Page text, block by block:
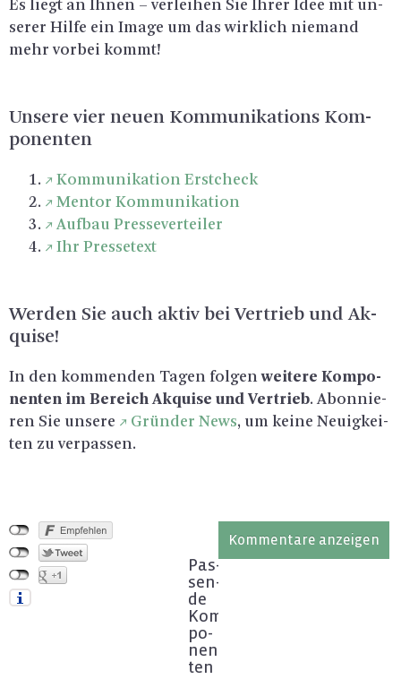
Es liegt an Ihnen – ver­lei­hen Sie Ihrer Idee mit un­
se­rer Hilfe ein Image um das wirk­lich nie­mand
mehr vor­bei kommt!
Un­se­re vier neuen Kom­mu­ni­ka­ti­ons Kom­
po­nen­ten
Kom­mu­ni­ka­ti­on Erst­check
Men­tor Kom­mu­ni­ka­ti­on
Auf­bau Pres­se­ver­tei­ler
Ihr Pres­se­text
Wer­den Sie auch aktiv bei Ver­trieb und Ak­
qui­se!
In den kom­men­den Tagen fol­genwei­te­re Kom­po­
nen­ten im Be­reich Ak­qui­se und Ver­trieb. Abon­nie­
ren Sie un­se­re
Grün­der News, um keine Neu­ig­kei­
ten zu ver­pas­sen.
Kommentare anzeigen
Pas­
sen­
de
Kom­
po­
nen­
ten